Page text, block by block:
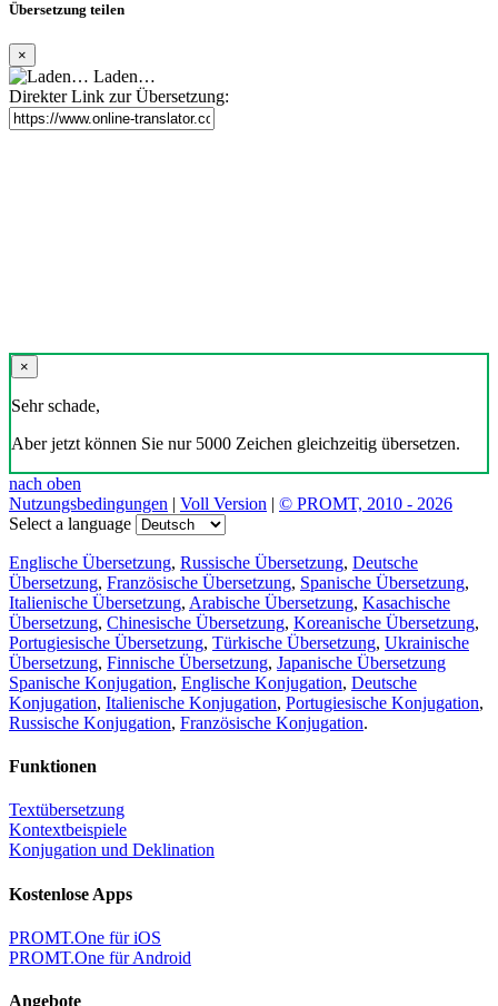
Übersetzung teilen
×
Laden…
Direkter Link zur Übersetzung:
×
Sehr schade,
Aber jetzt können Sie nur 5000 Zeichen gleichzeitig übersetzen.
nach oben
Nutzungsbedingungen | Voll Version | © PROMT, 2010 - 2026
Select a language
Englische Übersetzung, Russische Übersetzung, Deutsche
Übersetzung, Französische Übersetzung, Spanische Übersetzung,
Italienische Übersetzung, Arabische Übersetzung, Kasachische
Übersetzung, Chinesische Übersetzung, Koreanische Übersetzung,
Portugiesische Übersetzung, Türkische Übersetzung, Ukrainische
Übersetzung, Finnische Übersetzung, Japanische Übersetzung
Spanische Konjugation, Englische Konjugation, Deutsche
Konjugation, Italienische Konjugation, Portugiesische Konjugation,
Russische Konjugation, Französische Konjugation.
Funktionen
Textübersetzung
Kontextbeispiele
Konjugation und Deklination
Kostenlose Apps
PROMT.One für iOS
PROMT.One für Android
Angebote